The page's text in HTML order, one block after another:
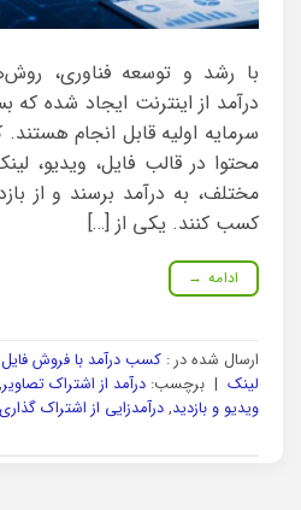
با رشد و توسعه فناوری،
درآمد از اینترنت ایجاد شده که
سرمایه اولیه قابل انجام هستند.
محتوا در قالب فایل، ویدیو،
مختلف، به درآمد برسند و از
کسب کنند. یکی از […]
ادامه →
ارسال شده در : کسب درآمد با فروش فایل
لینک | برچسب: درآمد از اشتراک تصاویر,
ویدیو و بازدید, درآمدزایی از اشتراک گذاری